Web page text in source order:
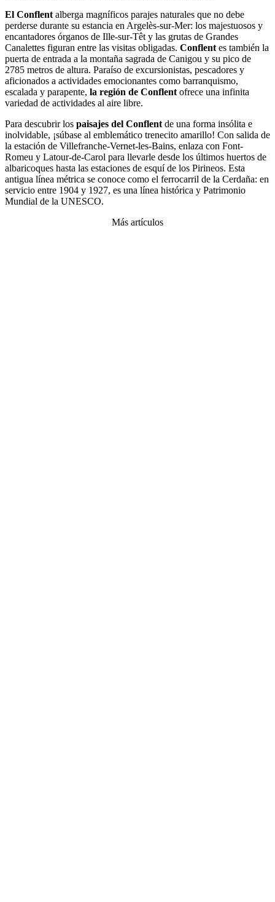
El Conflent alberga magníficos parajes naturales que no debe
perderse durante su estancia en Argelès-sur-Mer: los majestuosos y
encantadores órganos de Ille-sur-Têt y las grutas de Grandes
Canalettes figuran entre las visitas obligadas. Conflent es también la
puerta de entrada a la montaña sagrada de Canigou y su pico de
2785 metros de altura. Paraíso de excursionistas, pescadores y
aficionados a actividades emocionantes como barranquismo,
escalada y parapente, la región de Conflent ofrece una infinita
variedad de actividades al aire libre.
Para descubrir los paisajes del Conflent de una forma insólita e
inolvidable, ¡súbase al emblemático trenecito amarillo! Con salida de
la estación de Villefranche-Vernet-les-Bains, enlaza con Font-
Romeu y Latour-de-Carol para llevarle desde los últimos huertos de
albaricoques hasta las estaciones de esquí de los Pirineos. Esta
antigua línea métrica se conoce como el ferrocarril de la Cerdaña: en
servicio entre 1904 y 1927, es una línea histórica y Patrimonio
Mundial de la UNESCO.
Más artículos